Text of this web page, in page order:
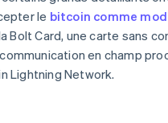
le bitcoin comme
Bolt Card, une carte sans
en champ
Lightning Network.